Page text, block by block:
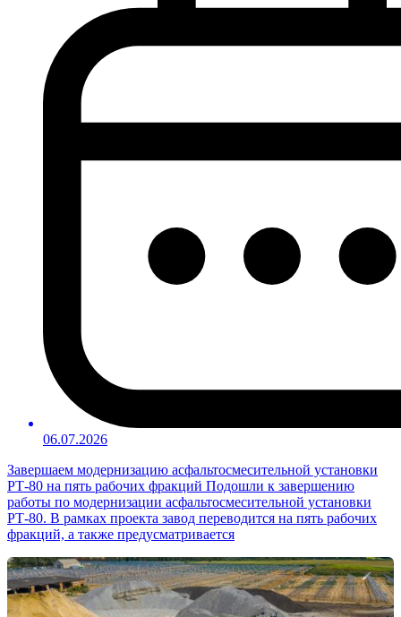
06.07.2026
Завершаем модернизацию асфальтосмесительной установки
РТ-80 на пять рабочих фракций Подошли к завершению
работы по модернизации асфальтосмесительной установки
РТ-80. В рамках проекта завод переводится на пять рабочих
фракций, а также предусматривается